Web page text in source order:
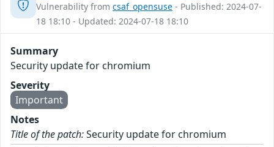
Vulnerability from csaf_opensuse - Published: 2024-07-
18 18:10 - Updated: 2024-07-18 18:10
Summary
Security update for chromium
Severity
Important
Notes
Title of the patch:Security update for chromium